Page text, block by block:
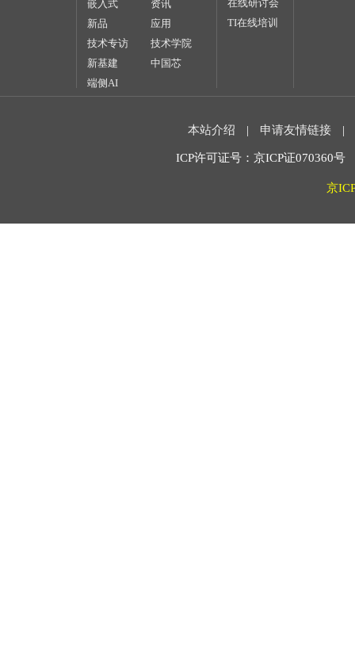
嵌入式
资讯
新品
应用
技术专访
技术学院
新基建
中国芯
端侧AI
在线研讨会
TI在线培训
本站介绍 | 申请友情链接 |
ICP许可证号：京ICP证070360
京